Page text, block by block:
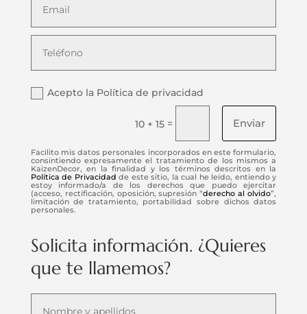
Acepto la Política de privacidad
10 + 15 = Enviar
Facilito mis datos personales incorporados en este formulario,
consintiendo expresamente el tratamiento de los mismos a
KaizenDecor, en la finalidad y los términos descritos en la
Política de Privacidad de este sitio, la cual he leído, entiendo y
estoy informado/a de los derechos que puedo ejercitar
(acceso, rectificación, oposición, supresión “derecho al olvido”,
limitación de tratamiento, portabilidad sobre dichos datos
personales.
Solicita información. ¿Quieres
que te llamemos?